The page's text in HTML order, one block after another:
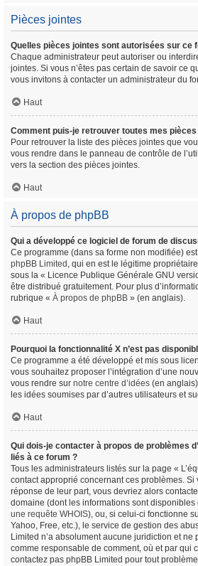
Pièces jointes
Quelles pièces jointes sont autorisées sur ce
Chaque administrateur peut autoriser ou
jointes. Si vous n’êtes pas certain de savoir ce
vous invitons à contacter un administrateur du
Haut
Comment puis-je retrouver toutes mes
Pour retrouver la liste des pièces jointes que
vous rendre dans le panneau de contrôle de
vers la section des pièces jointes.
Haut
À propos de phpBB
Qui a développé ce logiciel de forum de
Ce programme (dans sa forme non modifiée)
phpBB Limited , qui en est le légitime
sous la « Licence Publique Générale GNU
être distribué gratuitement. Pour plus
rubrique « À propos de phpBB » (en anglais).
Haut
Pourquoi la fonctionnalité X n’est pas
Ce programme a été développé et mis sous
vous souhaitez proposer l’intégration d’une
vous rendre sur notre centre d’idées (en
les idées soumises par d’autres utilisateurs et
Haut
Qui dois-je contacter à propos de problèmes
liés à ce forum ?
Tous les administrateurs listés sur la page «
contact approprié concernant ces problèmes. Si
réponse de leur part, vous devriez alors
domaine (dont les informations sont disponibles
une requête WHOIS), ou, si celui-ci fonctionne
Yahoo, Free, etc.), le service de gestion des
Limited n’a absolument aucune juridiction et ne
comme responsable de comment, où et par qui
contactez pas phpBB Limited pour tout problème